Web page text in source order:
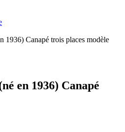
1936) Canapé trois places modèle
en 1936) Canapé